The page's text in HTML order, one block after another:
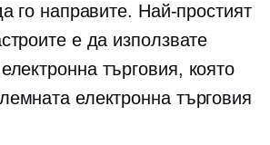
го направите. Най-простият
е да използвате
търговия, която
електронна търговия